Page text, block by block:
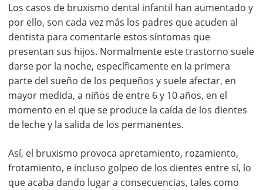
Los casos de bruxismo dental infantil han aumentado y
por ello, son cada vez más los padres que acuden al
dentista para comentarle estos síntomas que
presentan sus hijos. Normalmente este trastorno suele
darse por la noche, específicamente en la primera
parte del sueño de los pequeños y suele afectar, en
mayor medida, a niños de entre 6 y 10 años, en el
momento en el que se produce la caída de los dientes
de leche y la salida de los permanentes.
Así, el bruxismo provoca apretamiento, rozamiento,
frotamiento, e incluso golpeo de los dientes entre sí, lo
que acaba dando lugar a consecuencias, tales como